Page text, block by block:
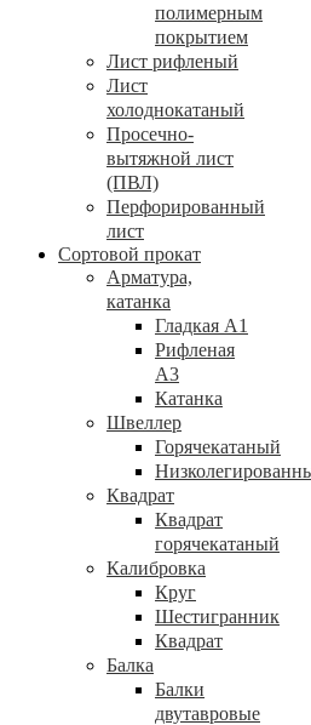
полимерным
покрытием
Лист рифленый
Лист
холоднокатаный
Просечно-
вытяжной лист
(ПВЛ)
Перфорированный
лист
Сортовой прокат
Арматура,
катанка
Гладкая А1
Рифленая
А3
Катанка
Швеллер
Горячекатаный
Квадрат
Квадрат
горячекатаный
Калибровка
Круг
Шестигранник
Квадрат
Балка
Балки
двутавровые